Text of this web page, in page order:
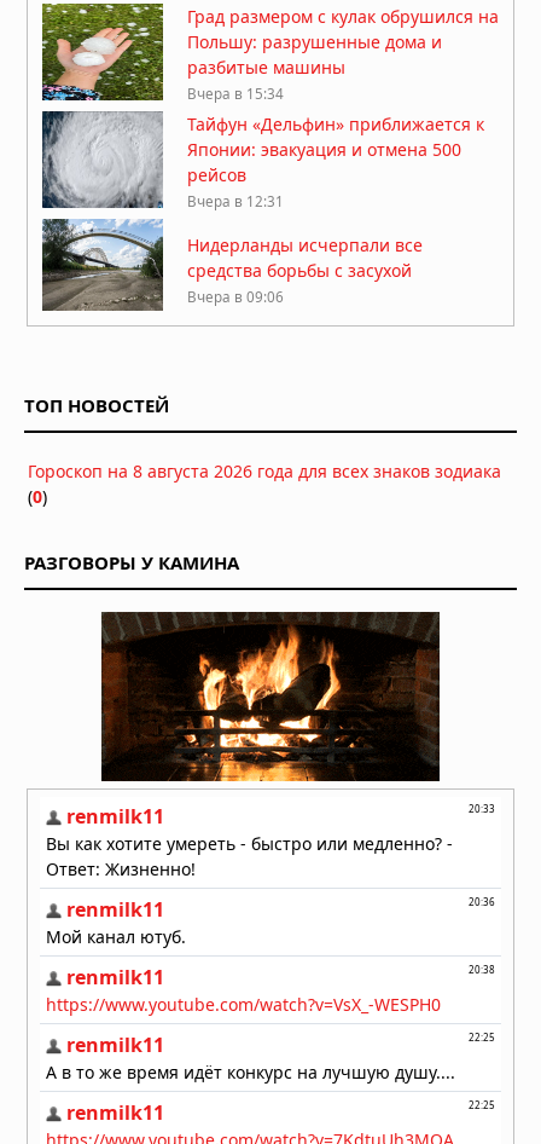
Град размером с кулак обрушился на
Польшу: разрушенные дома и
разбитые машины
Вчера в 15:34
Тайфун «Дельфин» приближается к
Японии: эвакуация и отмена 500
рейсов
Вчера в 12:31
Нидерланды исчерпали все
средства борьбы с засухой
Вчера в 09:06
извержение заставило власти
в Каире
03.08.2026 в 06:38
Супертайфун «Дельфин»: пятый
циклон максимальной мощности в
2026 году движется к побережью
Восточной Азии
01.08.2026 в 15:17
Землетрясение в Италии: магнитуда
4,7 у Неаполя, повреждения и
отключения электроэнергии
заполняется свежей магмой: новое
исследование раскрывает механизм
перезарядки гигантских кальдер
01.08.2026 в 08:30
Необычный торнадо ударил по
одному пригороду Чикаго дважды
ТОП НОВОСТЕЙ
Гороскоп на 8 августа 2026 года для всех знаков зодиака
(0)
РАЗГОВОРЫ У КАМИНА